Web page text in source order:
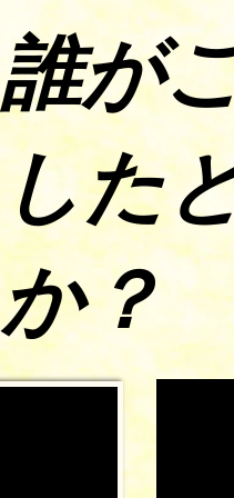
誰が
した
か？